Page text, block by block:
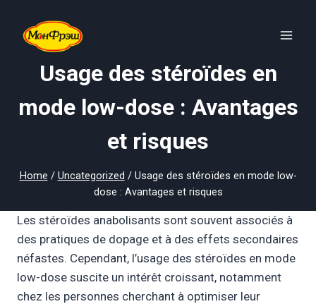
content
Usage des stéroïdes en
mode low-dose : Avantages
et risques
Home / Uncategorized / Usage des stéroïdes en mode low-
dose : Avantages et risques
Les stéroïdes anabolisants sont souvent associés à
des pratiques de dopage et à des effets secondaires
néfastes. Cependant, l’usage des stéroïdes en mode
low-dose suscite un intérêt croissant, notamment
chez les personnes cherchant à optimiser leur